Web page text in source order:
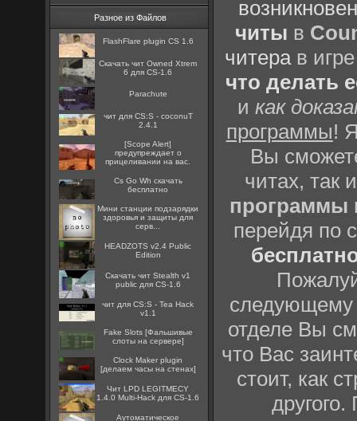
Разное из Файлов
FlashFlare plugin CS 1.6
Скачать чит Owned Xtrem
6 для CS-1.6
Parachute
чит для CS:S - coconuT
2.4.1
[Scope Alert]
предупреждает о
прицеливании на вас.
Cs Go Wh скачать
бесплатно
Мини станции подзарядки
здоровья и защиты для
серв...
HEADZOTS v2.4 Public
Edition
Скачать чит Stealth v1
public для CS-1.6
чит для CS:S - Tea Hack
v1.1
Fake Slots [Фальшивые
слоты на сервере]
Clock Maker plugin
[делаем часы на стенах]
Чит LPD LEGITMECY
1.4.0 Multi-Hack для CS-1.6
Аутоматическое
читы в
читерав
что делать
икак
программы!
Вы
читах, так
программы
перейдя по
отделе Вы
что Вас
стоит, как